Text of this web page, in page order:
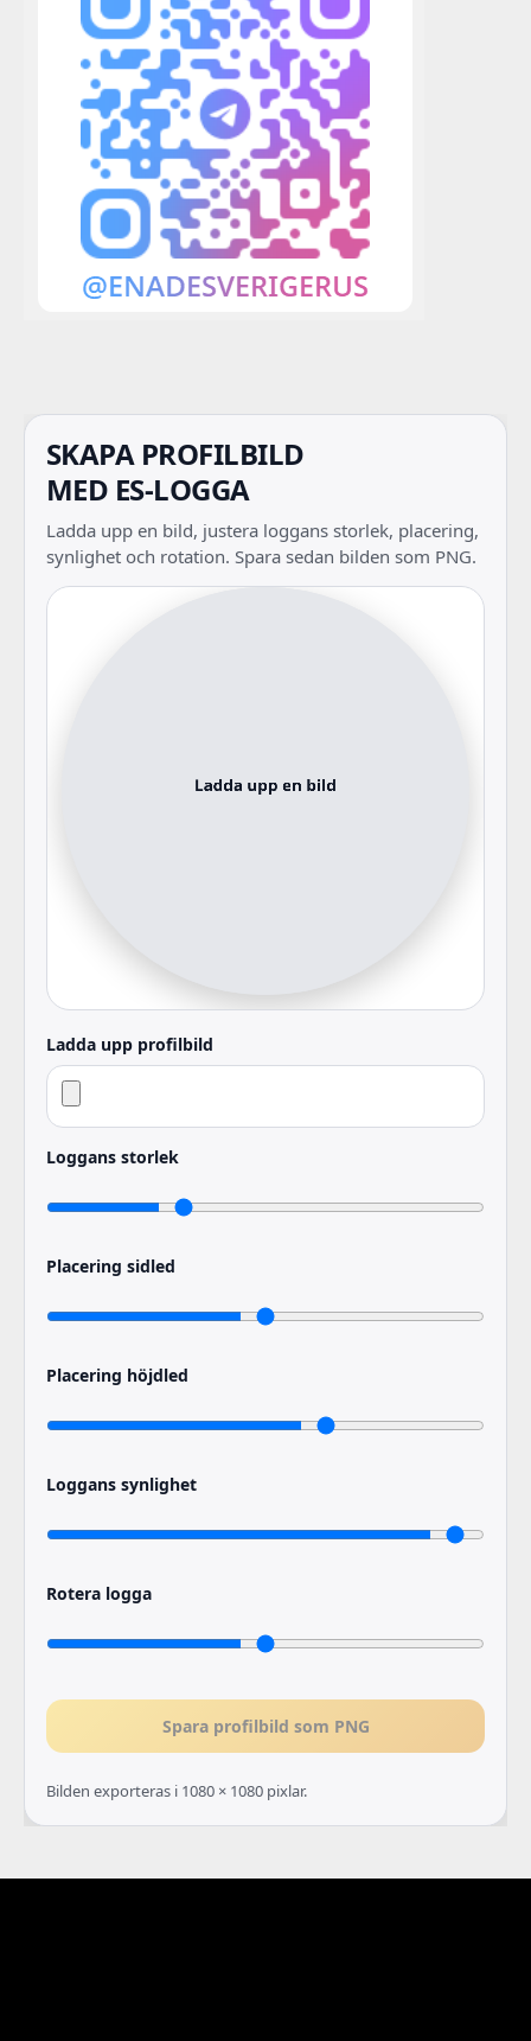
SKAPA PROFILBILD
MED ES-LOGGA
Ladda upp en bild, justera loggans storlek, placering,
synlighet och rotation. Spara sedan bilden som PNG.
Ladda upp profilbild
Loggans storlek
Placering sidled
Placering höjdled
Loggans synlighet
Rotera logga
Spara profilbild som PNG
Bilden exporteras i 1080 × 1080 pixlar.